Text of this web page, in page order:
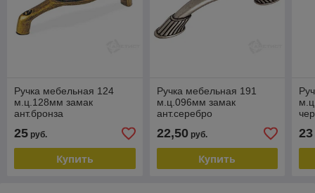
Ручка мебельная 124
м.ц.128мм замак
ант.бронза
25 руб.
Купить
Ручка мебельная 191
м.ц.096мм замак
ант.серебро
22,50руб.
Купить
23